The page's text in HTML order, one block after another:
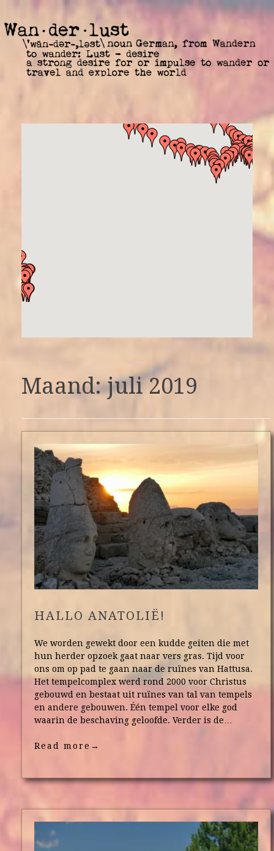
Maand: juli 2019
HALLO ANATOLIË!
We worden gewekt door een kudde geiten die met
hun herder opzoek gaat naar vers gras. Tijd voor
ons om op pad te gaan naar de ruïnes van Hattusa.
Het tempelcomplex werd rond 2000 voor Christus
gebouwd en bestaat uit ruïnes van tal van tempels
en andere gebouwen. Één tempel voor elke god
waarin de beschaving geloofde. Verder is de…
Read more →